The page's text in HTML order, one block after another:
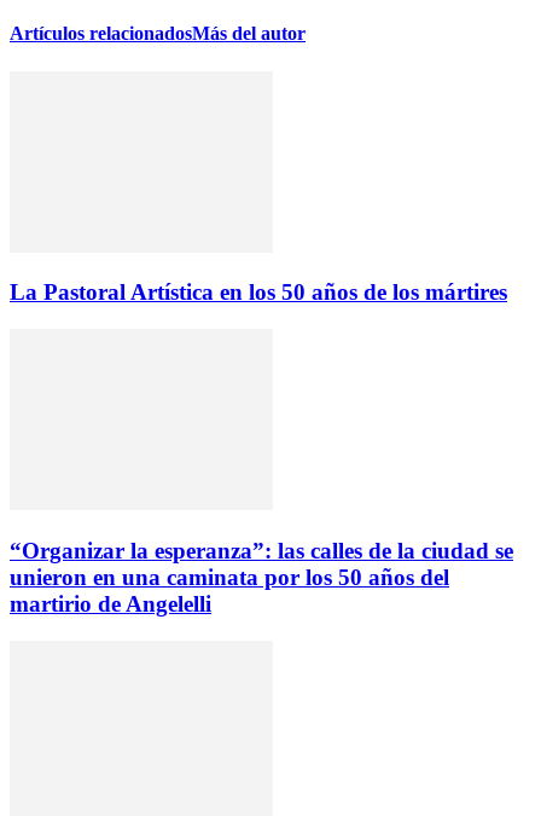
Artículos relacionadosMás del autor
La Pastoral Artística en los 50 años de los mártires
“Organizar la esperanza”: las calles de la ciudad se
unieron en una caminata por los 50 años del
martirio de Angelelli